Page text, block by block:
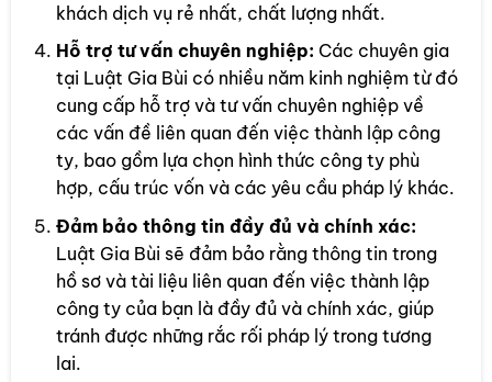
khách dịch vụ rẻ nhất, chất lượng nhất.
Hỗ trợ tư vấn chuyên nghiệp: Các chuyên gia
tại Luật Gia Bùi có nhiều năm kinh nghiệm từ đó
cung cấp hỗ trợ và tư vấn chuyên nghiệp về
các vấn đề liên quan đến việc thành lập công
ty, bao gồm lựa chọn hình thức công ty phù
hợp, cấu trúc vốn và các yêu cầu pháp lý khác.
Đảm bảo thông tin đầy đủ và chính xác:
Luật Gia Bùi sẽ đảm bảo rằng thông tin trong
hồ sơ và tài liệu liên quan đến việc thành lập
công ty của bạn là đầy đủ và chính xác, giúp
tránh được những rắc rối pháp lý trong tương
lai.